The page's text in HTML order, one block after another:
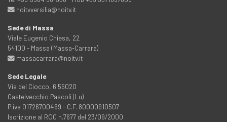
noitvversilia@noitv.it
Sede di Massa
Viale Eugenio Chiesa, 22
54100 - Massa (Massa-Carrara)
massacarrara@noitv.it
Sede Legale
Via del Ciocco, 6 55020
Castelvecchio Pascoli (Lu)
P.iva 01726700469 - C.F. 80000910507
Iscrizione al ROC n.7677 del 23/09/2000